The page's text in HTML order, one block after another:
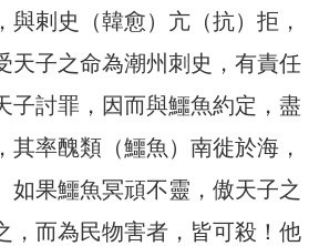
與剌史（韓愈）亢（抗）拒，
天子之命為潮州刺史，有責任
子討罪，因而與鱷魚約定，盡
其率醜類（鱷魚）南徙於海，
如果鱷魚冥頑不靈，傲天子之
，而為民物害者，皆可殺！他